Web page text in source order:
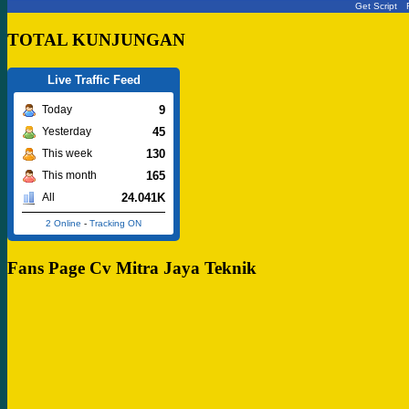
Get Script
TOTAL KUNJUNGAN
Live Traffic Feed
Today 9
Yesterday 45
This week 130
This month 165
All 24.041K
2 Online - Tracking ON
Fans Page Cv Mitra Jaya Teknik